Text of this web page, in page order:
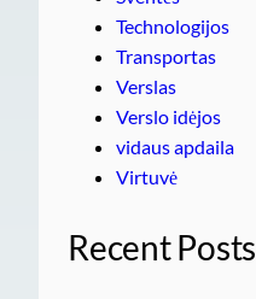
Technologijos
Transportas
Verslas
Verslo idėjos
vidaus apdaila
Virtuvė
Recent Posts